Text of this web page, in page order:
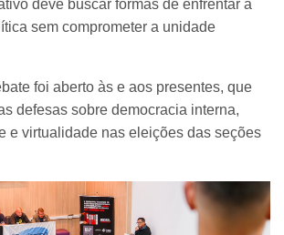
deve buscar formas de enfrentar a
sem comprometer a unidade
foi aberto às e aos presentes, que
defesas sobre democracia interna,
e virtualidade nas eleições das seções